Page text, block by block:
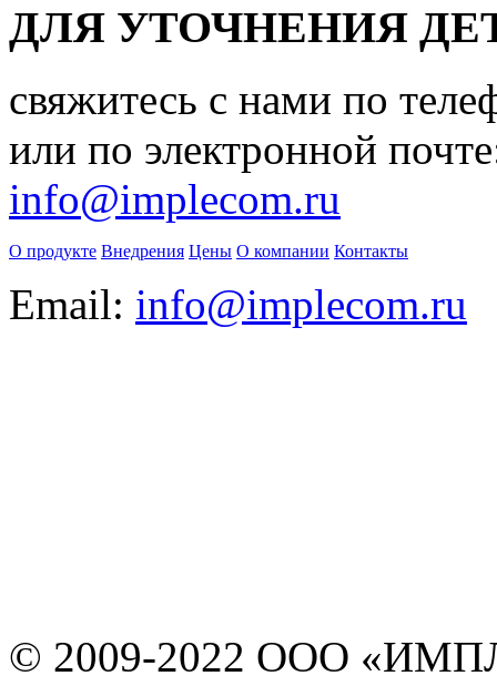
ДЛЯ УТОЧНЕНИЯ
свяжитесь с нами по
или по электронной
info@implecom.ru
О продукте Внедрения Цены О компании Контакты
Email: info@implecom.ru
© 2009-2022 ООО